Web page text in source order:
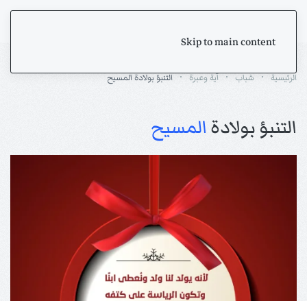
Skip to main content
الرئيسية شباب آية وعبرة التنبؤ بولادة المسيح
التنبؤ بولادةالمسيح